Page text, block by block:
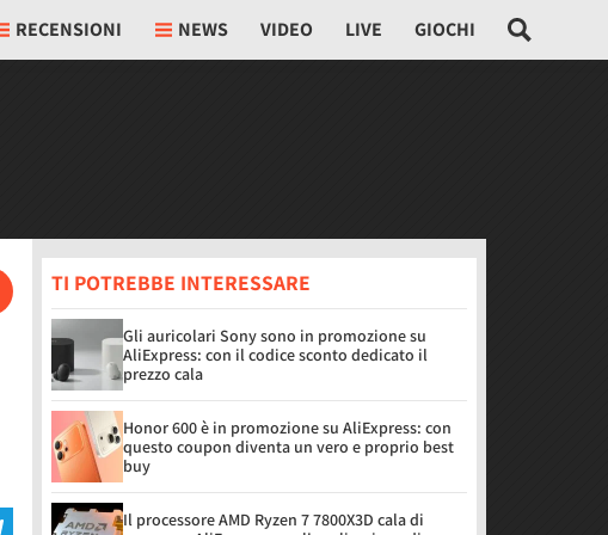
RECENSIONI NEWS VIDEO LIVE GIOCHI
TI POTREBBE INTERESSARE
Gli auricolari Sony sono in promozione su
AliExpress: con il codice sconto dedicato il
prezzo cala
Honor 600 è in promozione su AliExpress: con
questo coupon diventa un vero e proprio best
buy
Il processore AMD Ryzen 7 7800X3D cala di